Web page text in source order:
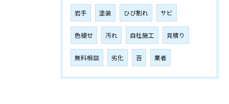
岩手 塗装 ひび割れ サビ
色褪せ 汚れ 自社施工 見積り
無料相談 劣化 苔 業者